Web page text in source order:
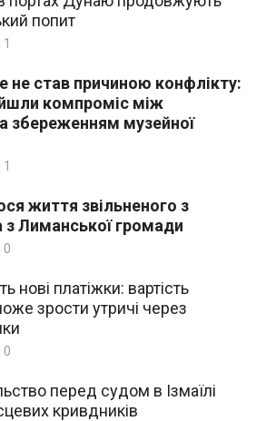
попит
1
став причиною конфлікту:
компроміс між
збереженням музейної
1
життя звільненого з
з Лиманської громади
0
нові платіжки: вартість
зрости утричі через
0
перед судом в Ізмаїлі
кривдників